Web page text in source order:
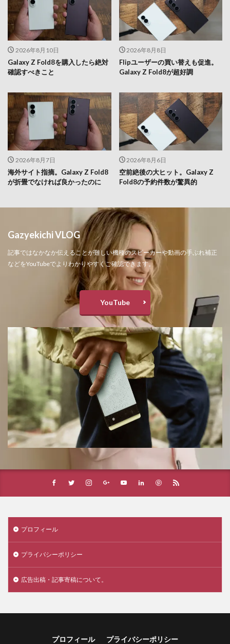
2026年8月10日
Galaxy Z Fold8を購入したら絶対
確認すべきこと
2026年8月8日
Flipユーザーの買い替えも促進。
Galaxy Z Fold8が超好調
2026年8月7日
海外サイト指摘。Galaxy Z Fold8
が折畳でなければ良かったのに
2026年8月6日
空前絶後の大ヒット。Galaxy Z
Fold8の予約件数が驚異的
Gazyekichi VLOG
記事ではなかなか伝えることが難しい機種のスピーカーや動画の手ぶれ補正
などをYouTubeでよりわかりやすくご確認できます。
YouTube
プロフィール
プライバシーポリシー
広告出稿・記事寄稿について。
プロフィール プライバシーポリシー